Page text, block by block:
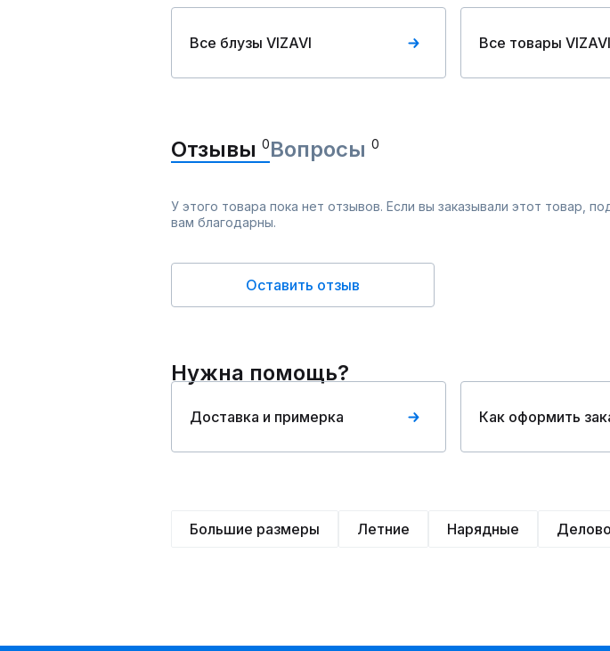
Все блузы VIZAVI Все товары VIZAVI
Отзывы 0Вопросы 0
У этого товара пока нет отзывов. Если вы заказывали этот товар,
вам благодарны.
Оставить отзыв
Нужна помощь?
Доставка и примерка Как оформить
Большие размеры Летние Нарядные